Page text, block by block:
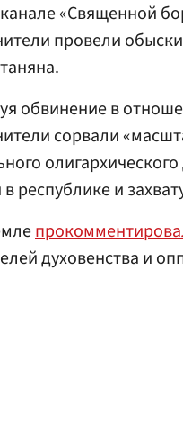
«Священной
провели
обвинение в
сорвали
республике и
духовенства и